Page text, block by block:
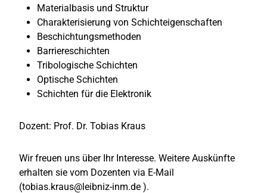
Materialbasis und Struktur
Charakterisierung von Schichteigenschaften
Beschichtungsmethoden
Barriereschichten
Tribologische Schichten
Optische Schichten
Schichten für die Elektronik
Dozent: Prof. Dr. Tobias Kraus
Wir freuen uns über Ihr Interesse. Weitere Auskünfte
erhalten sie vom Dozenten via E-Mail
(tobias.kraus@leibniz-inm.de ).